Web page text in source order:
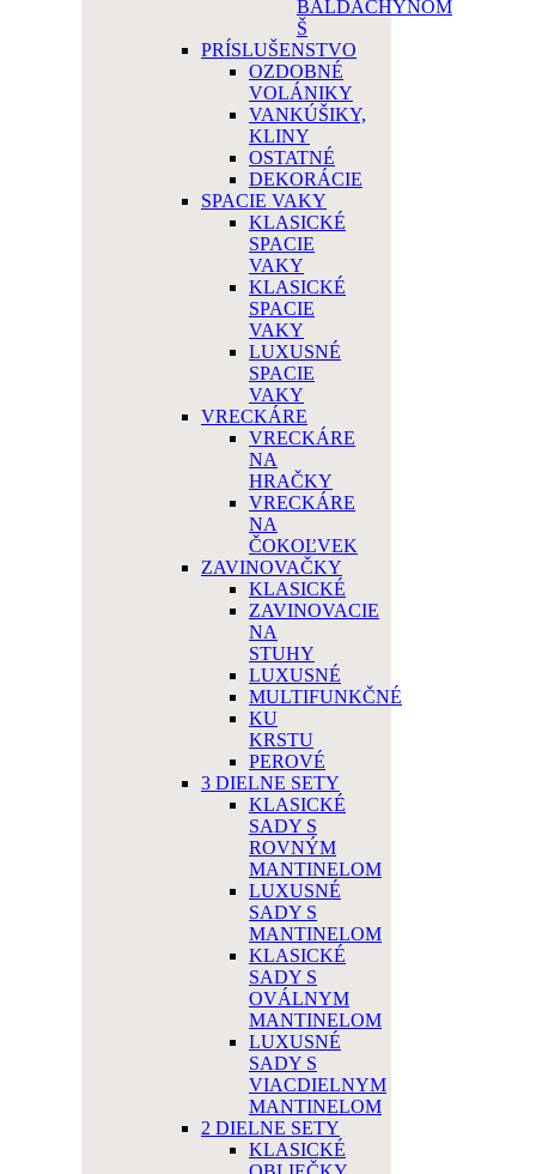
BALDACHÝNOM
Š
PRÍSLUŠENSTVO
OZDOBNÉ
VOLÁNIKY
VANKÚŠIKY,
KLINY
OSTATNÉ
DEKORÁCIE
SPACIE VAKY
KLASICKÉ
SPACIE
VAKY
KLASICKÉ
SPACIE
VAKY
LUXUSNÉ
SPACIE
VAKY
VRECKÁRE
VRECKÁRE
NA
HRAČKY
VRECKÁRE
NA
ČOKOĽVEK
ZAVINOVAČKY
KLASICKÉ
ZAVINOVACIE
NA
STUHY
LUXUSNÉ
MULTIFUNKČNÉ
KU
KRSTU
PEROVÉ
3 DIELNE SETY
KLASICKÉ
SADY S
ROVNÝM
MANTINELOM
LUXUSNÉ
SADY S
MANTINELOM
KLASICKÉ
SADY S
OVÁLNYM
MANTINELOM
LUXUSNÉ
SADY S
VIACDIELNYM
MANTINELOM
2 DIELNE SETY
KLASICKÉ